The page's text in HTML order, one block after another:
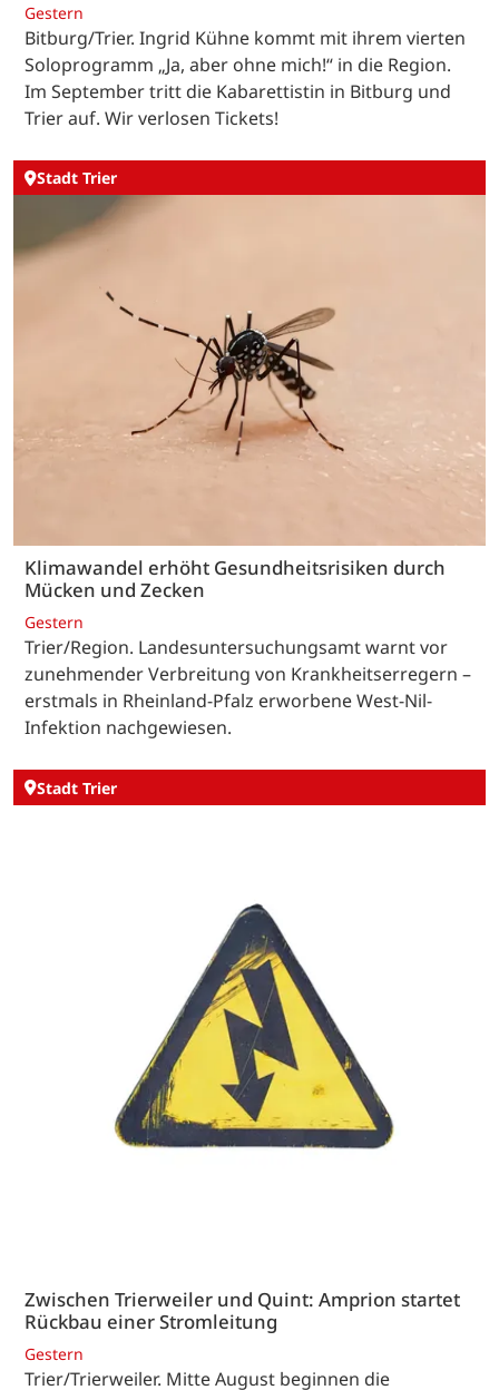
Gestern
Bitburg/Trier. Ingrid Kühne kommt mit ihrem vierten
Soloprogramm „Ja, aber ohne mich!“ in die Region.
Im September tritt die Kabarettistin in Bitburg und
Trier auf. Wir verlosen Tickets!
Stadt Trier
Klimawandel erhöht Gesundheitsrisiken durch
Mücken und Zecken
Gestern
Trier/Region. Landesuntersuchungsamt warnt vor
zunehmender Verbreitung von Krankheitserregern –
erstmals in Rheinland-Pfalz erworbene West-Nil-
Infektion nachgewiesen.
Stadt Trier
Zwischen Trierweiler und Quint: Amprion startet
Rückbau einer Stromleitung
Gestern
Trier/Trierweiler. Mitte August beginnen die